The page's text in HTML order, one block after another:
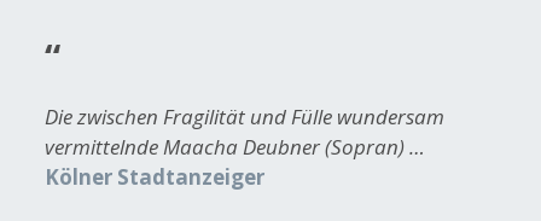
Die zwischen Fragilität und Fülle wundersam
vermittelnde Maacha Deubner (Sopran) …
Kölner Stadtanzeiger